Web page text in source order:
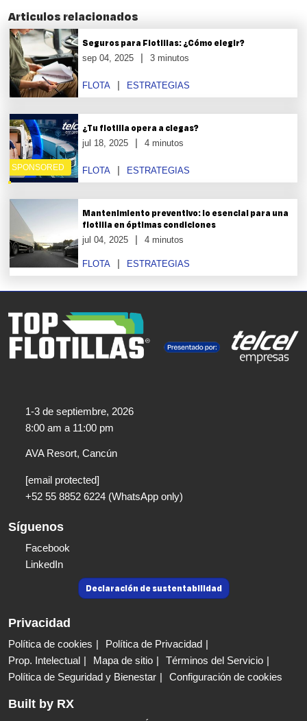
Articulos relacionados
Seguros para Flotillas: ¿Cómo elegir?
sep 04, 2025 3 minutos
FLOTA ESTRATEGIAS
SPONSORED
¿Tu flotilla opera a ciegas?
jul 18, 2025 4 minutos
FLOTA ESTRATEGIAS
Mantenimiento preventivo: lo esencial para una
flotilla en óptimas condiciones
jul 04, 2025 4 minutos
FLOTA ESTRATEGIAS
1-3 de septiembre, 2026
8:00 am a 11:00 pm​
AVA Resort, Cancún
[email protected]
+52 55 8852 6224 (WhatsApp only)
Síguenos
Facebook
LinkedIn
Declaración de sustentabilidad
Privacidad
Política de cookies
Política de Privacidad
Prop. Intelectual
Mapa de sitio
Términos del Servicio
Política de Seguridad y Bienestar
Configuración de cookies
Built by RX